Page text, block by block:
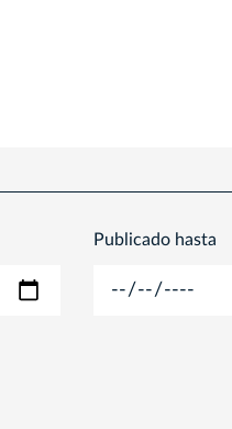
Publicado hasta